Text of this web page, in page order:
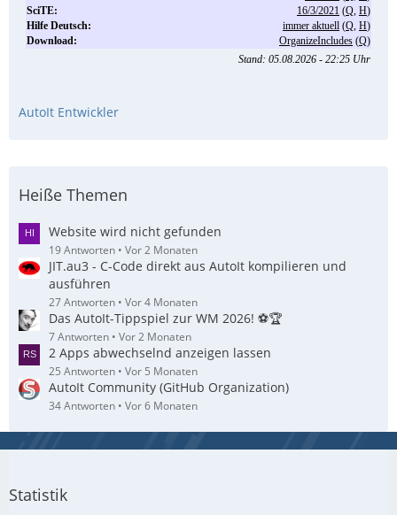
AutoIt Entwickler
Heiße Themen
Website wird nicht gefunden
19 Antworten Vor 2 Monaten
JIT.au3 - C-Code direkt aus AutoIt kompilieren und
ausführen
27 Antworten Vor 4 Monaten
Das AutoIt-Tippspiel zur WM 2026! ⚽🏆
7 Antworten Vor 2 Monaten
2 Apps abwechselnd anzeigen lassen
25 Antworten Vor 5 Monaten
AutoIt Community (GitHub Organization)
34 Antworten Vor 6 Monaten
Statistik